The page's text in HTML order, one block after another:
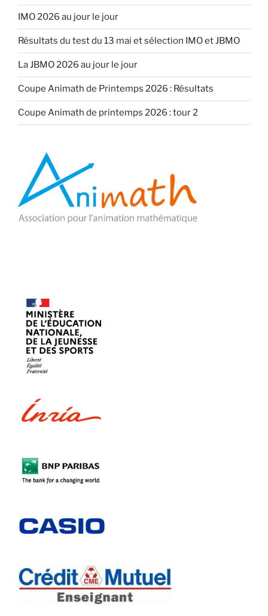
IMO 2026 au jour le jour
Résultats du test du 13 mai et sélection IMO et JBMO
La JBMO 2026 au jour le jour
Coupe Animath de Printemps 2026 : Résultats
Coupe Animath de printemps 2026 : tour 2